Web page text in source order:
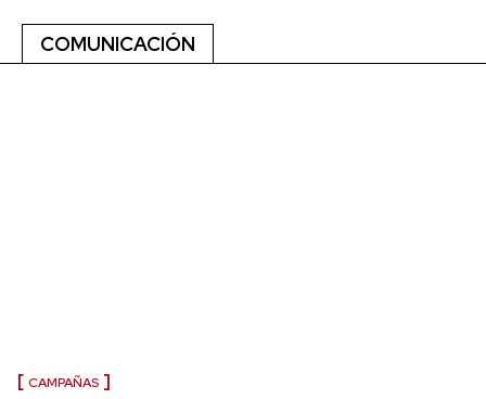
COMUNICACIÓN
CAMPAÑAS